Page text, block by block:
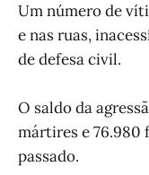
Um número de
e nas ruas,
de defesa civil.
O saldo da
mártires e 76.980
passado.